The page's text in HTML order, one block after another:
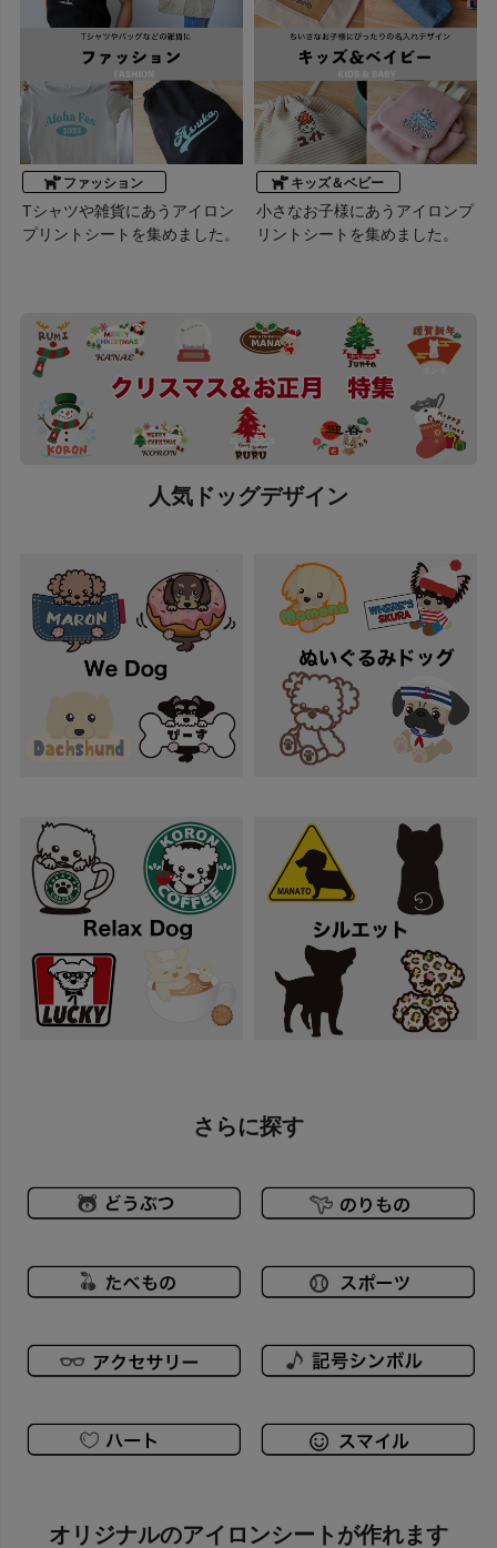
ファッション
Tシャツや雑貨にあうアイロン
プリントシートを集めました。
キッズ＆ベビー
小さなお子様にあうアイロンプ
リントシートを集めました。
人気ドッグデザイン
さらに探す
オリジナルのアイロンシートが作れます